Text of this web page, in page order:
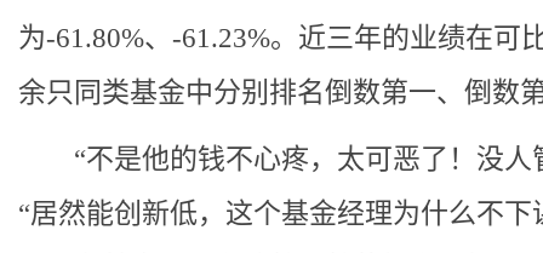
为-61.80%、-61.23%。近三年的业绩在可
余只同类基金中分别排名倒数第一、倒数
“不是他的钱不心疼，太可恶了！没人
“居然能创新低，这个基金经理为什么不下